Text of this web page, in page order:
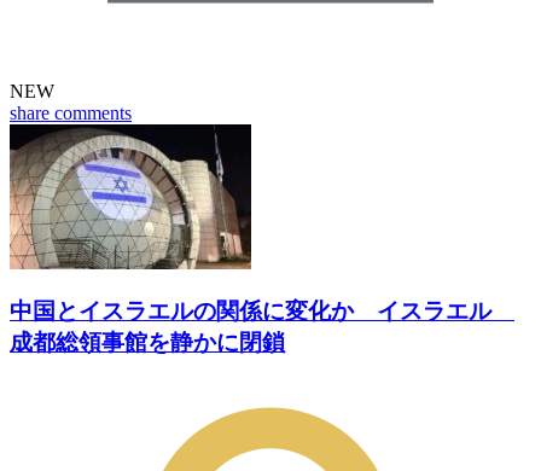
NEW
share comments
中国とイスラエルの関係に変化か イスラエル
成都総領事館を静かに閉鎖